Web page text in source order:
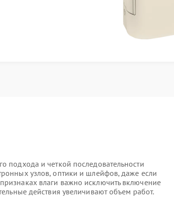
подхода и четкой последовательности
узлов, оптики и шлейфов, даже если
влаги важно исключить включение
действия увеличивают объем работ.